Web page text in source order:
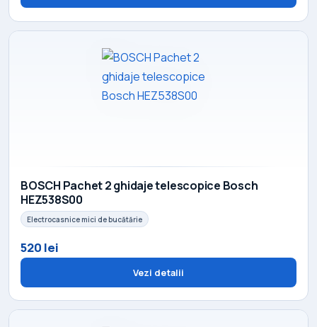
BOSCH Pachet 2 ghidaje telescopice Bosch
HEZ538S00
Electrocasnice mici de bucătărie
520 lei
Vezi detalii